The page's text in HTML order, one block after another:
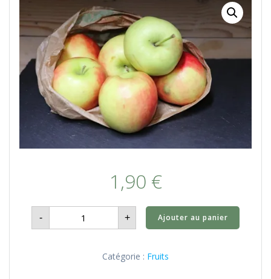
1,90 €
-
quantité
de
Pomme
+ Ajouter au panier
Catégorie : Fruits